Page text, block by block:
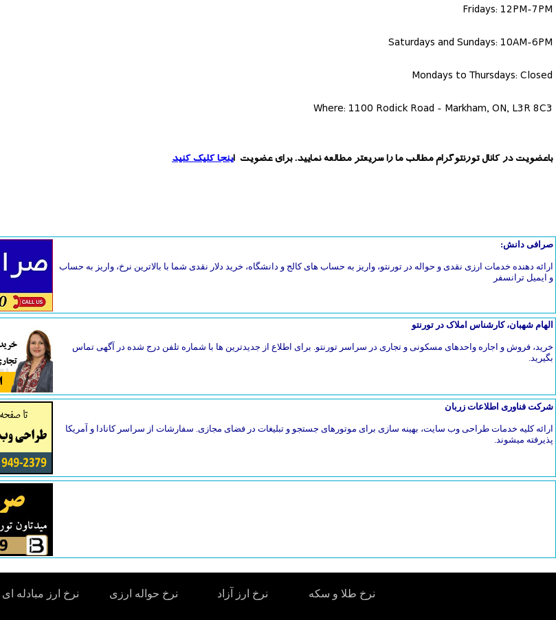
Fridays: 12PM-7PM
Saturdays and Sundays: 10AM-6PM
Mondays to Thursdays: Closed
Where: 1100 Rodick Road - Markham, ON, L3R 8C3
باعضویت در کانال تورنتوگرام مطالب ما را سریعتر مطالعه نمایید. برای عضویت اینجا کلیک کنید
صرافی دانش:
ارائه دهنده خدمات ارزی نقدی و حواله در تورنتو، واریز به حساب های کالج و دانشگاه، خرید دلار نقدی شما با بالاترین نرخ، واریز به حساب
و ایمیل ترانسفر
الهام شهبان، کارشناس املاک در تورنتو
خرید، فروش و اجاره واحدهای مسکونی و تجاری در سراسر تورنتو. برای اطلاع از جدیدترین ها با شماره تلفن درج شده در آگهی تماس
بگیرید.
شرکت فناوری اطلاعات زربان
ارائه کلیه خدمات طراحی وب سایت، بهینه سازی برای موتورهای جستجو و تبلیغات در فضای مجازی. سفارشات از سراسر کانادا و آمریکا
پذیرفته میشوند.
نرخ طلا و سکه نرخ ارز آزاد نرخ حواله ارزی نرخ ارز مبادله ای